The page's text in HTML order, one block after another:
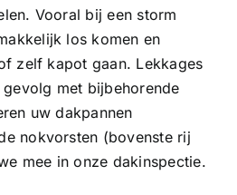
Vooral bij een storm
los komen en
zelf kapot gaan. Lekkages
met bijbehorende
uw dakpannen
nokvorsten (bovenste rij
mee in onze dakinspectie.